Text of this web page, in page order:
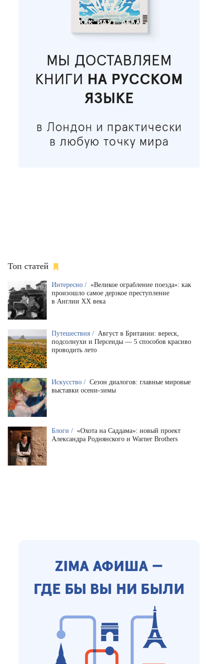
Топ статей
Интересно / «Великое ограбление поезда»: как
произошло самое дерзкое преступление
в Англии XX века
Путешествия / Август в Британии: вереск,
подсолнухи и Персеиды — 5 способов красиво
проводить лето
Искусство / Сезон диалогов: главные мировые
выставки осени-зимы
Блоги / «Охота на Саддама»: новый проект
Александра Роднянского и Warner Brothers